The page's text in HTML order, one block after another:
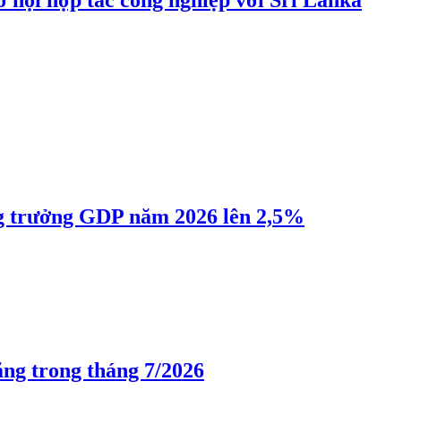
GDP năm 2026 lên 2,5%
trong tháng 7/2026